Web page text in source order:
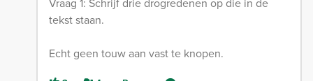
tekst staan.
Echt geen touw aan vast te knopen.